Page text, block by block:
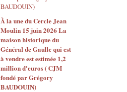
À la une du Cercle Jean
Moulin 15 juin 2026 La
maison historique du
Général de Gaulle qui est
à vendre est estimée 1,2
million d'euros ( CJM
fondé par Grégory
BAUDOUIN)